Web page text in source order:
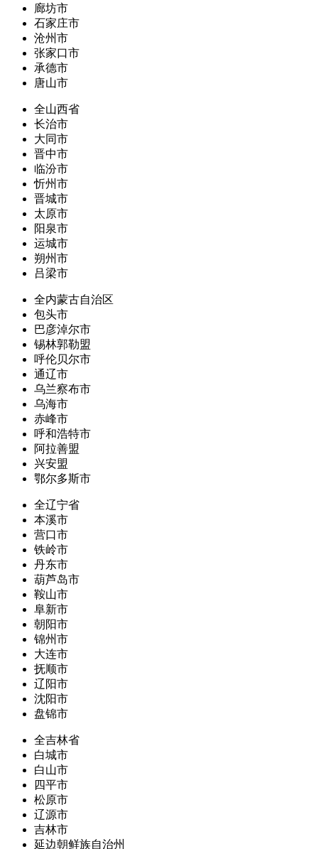
廊坊市
石家庄市
沧州市
张家口市
承德市
唐山市
全山西省
长治市
大同市
晋中市
临汾市
忻州市
晋城市
太原市
阳泉市
运城市
朔州市
吕梁市
全内蒙古自治区
包头市
巴彦淖尔市
锡林郭勒盟
呼伦贝尔市
通辽市
乌兰察布市
乌海市
赤峰市
呼和浩特市
阿拉善盟
兴安盟
鄂尔多斯市
全辽宁省
本溪市
营口市
铁岭市
丹东市
葫芦岛市
鞍山市
阜新市
朝阳市
锦州市
大连市
抚顺市
辽阳市
沈阳市
盘锦市
全吉林省
白城市
白山市
四平市
松原市
辽源市
吉林市
延边朝鲜族自治州